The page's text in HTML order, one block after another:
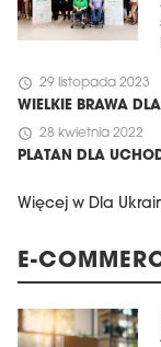
schedule 29 listopada 2023
WIELKIE BRAWA
schedule 28 kwietnia 2022
PLATAN DLA
Więcej w Dla
E-